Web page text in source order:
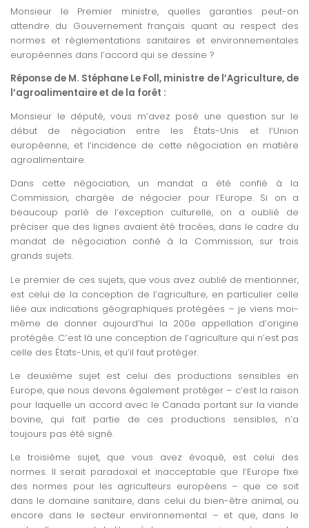
Monsieur le Premier ministre, quelles garanties peut-on
attendre du Gouvernement français quant au respect des
normes et règlementations sanitaires et environnementales
européennes dans l’accord qui se dessine ?
Réponse de M. Stéphane Le Foll, ministre de l’Agriculture, de
l’agroalimentaire et de la forêt :
Monsieur le député, vous m’avez posé une question sur le
début de négociation entre les États-Unis et l’Union
européenne, et l’incidence de cette négociation en matière
agroalimentaire.
Dans cette négociation, un mandat a été confié à la
Commission, chargée de négocier pour l’Europe. Si on a
beaucoup parlé de l’exception culturelle, on a oublié de
préciser que des lignes avaient été tracées, dans le cadre du
mandat de négociation confié à la Commission, sur trois
grands sujets.
Le premier de ces sujets, que vous avez oublié de mentionner,
est celui de la conception de l’agriculture, en particulier celle
liée aux indications géographiques protégées – je viens moi-
même de donner aujourd’hui la 200e appellation d’origine
protégée. C’est là une conception de l’agriculture qui n’est pas
celle des États-Unis, et qu’il faut protéger.
Le deuxième sujet est celui des productions sensibles en
Europe, que nous devons également protéger – c’est la raison
pour laquelle un accord avec le Canada portant sur la viande
bovine, qui fait partie de ces productions sensibles, n’a
toujours pas été signé.
Le troisième sujet, que vous avez évoqué, est celui des
normes. Il serait paradoxal et inacceptable que l’Europe fixe
des normes pour les agriculteurs européens – que ce soit
dans le domaine sanitaire, dans celui du bien-être animal, ou
encore dans le secteur environnemental – et que, dans le